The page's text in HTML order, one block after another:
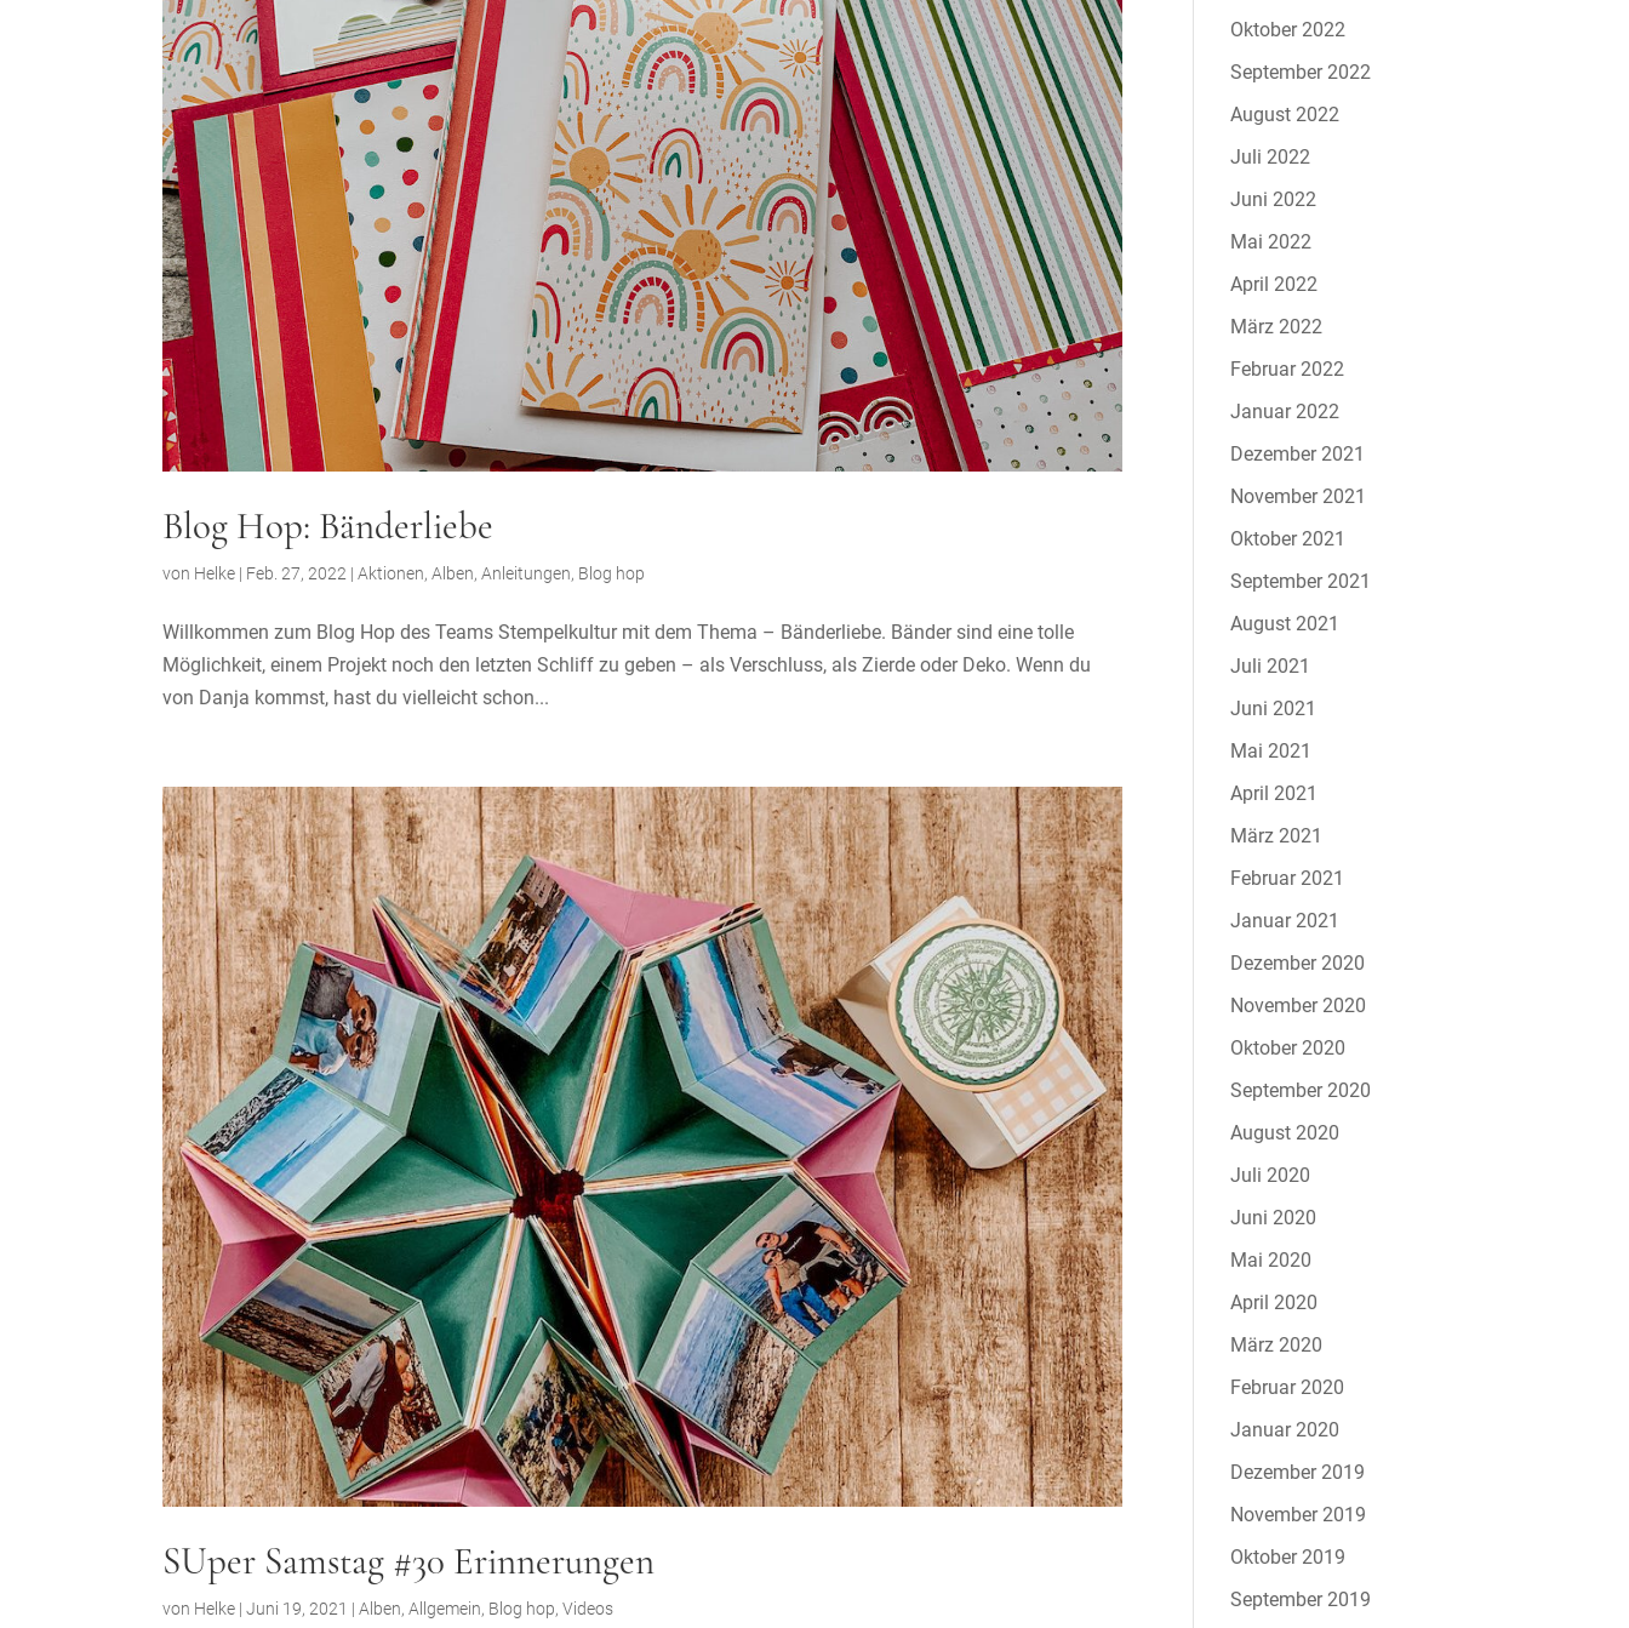
Blog Hop: Bänderliebe
von Helke | Feb. 27, 2022 |Aktionen,Alben,Anleitungen, Blog hop
Willkommen zum Blog Hop des Teams Stempelkultur mit dem Thema – Bänderliebe. Bänder sind eine tolle
Möglichkeit, einem Projekt noch den letzten Schliff zu geben – als Verschluss, als Zierde oder Deko. Wenn du
von Danja kommst, hast du vielleicht schon...
SUper Samstag #30 Erinnerungen
von Helke |Juni 19, 2021 |Alben,Allgemein, Blog hop,Videos
Oktober 2022
September 2022
August 2022
Juli 2022
Juni 2022
Mai 2022
April 2022
März 2022
Februar 2022
Januar 2022
Dezember 2021
November 2021
Oktober 2021
September 2021
August 2021
Juli 2021
Juni 2021
Mai 2021
April 2021
März 2021
Februar 2021
Januar 2021
Dezember 2020
November 2020
Oktober 2020
September 2020
August 2020
Juli 2020
Juni 2020
Mai 2020
April 2020
März 2020
Februar 2020
Januar 2020
Dezember 2019
November 2019
Oktober 2019
September 2019